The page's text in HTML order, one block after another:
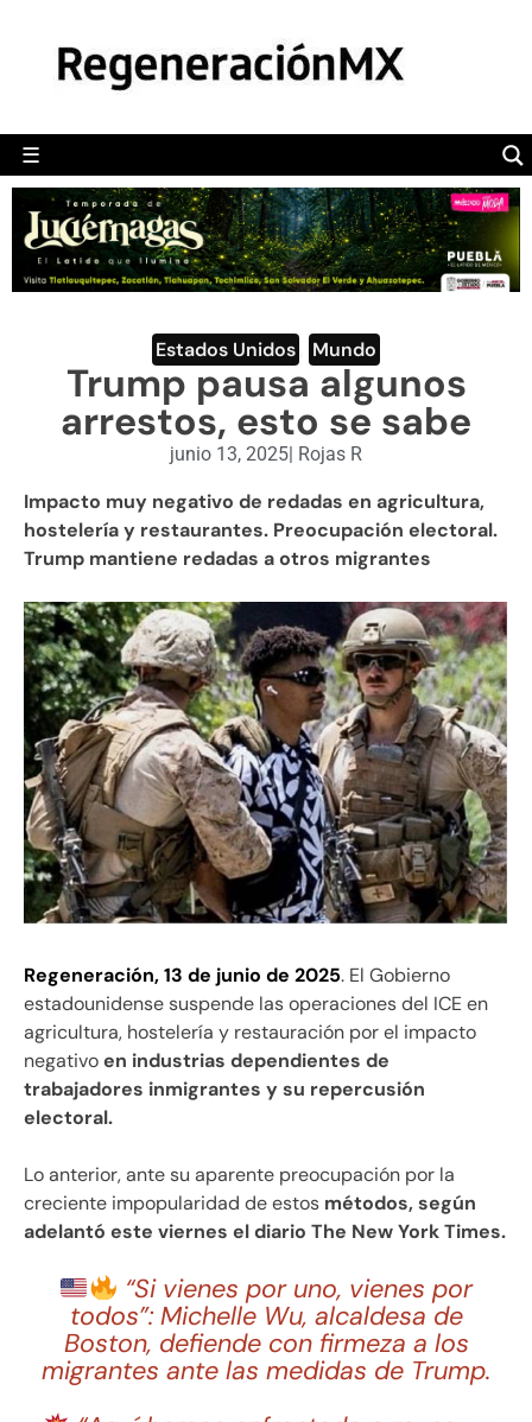
☰
POLÍTICA
CAMALEÓN
OPINIÓN
DEPORTES
ENGLISH SECTION
VIDEOS
Estados Unidos Mundo
Trump pausa algunos
arrestos, esto se sabe
junio 13, 2025| Rojas R
Impacto muy negativo de redadas en agricultura,
hostelería y restaurantes. Preocupación electoral.
Trump mantiene redadas a otros migrantes
Regeneración, 13 de junio de 2025. El Gobierno
estadounidense suspende las operaciones del ICE en
agricultura, hostelería y restauración por el impacto
negativoen industrias dependientes de
trabajadores inmigrantes y su repercusión
electoral.
Lo anterior, ante su aparente preocupación por la
creciente impopularidad de estos métodos, según
adelantó este viernes el diario The New York Times.
“Si vienes por uno, vienes por
todos”: Michelle Wu, alcaldesa de
Boston, defiende con firmeza a los
migrantes ante las medidas de Trump.